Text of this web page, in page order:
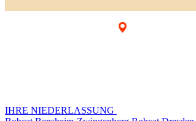
IHRE NIEDERLASSUNG